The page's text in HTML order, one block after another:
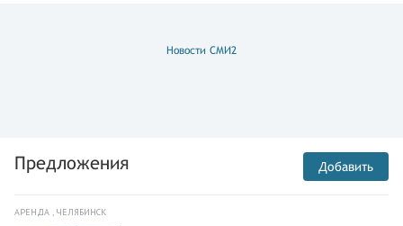
Новости СМИ2
Предложения Добавить
АРЕНДА , ЧЕЛЯБИНСК